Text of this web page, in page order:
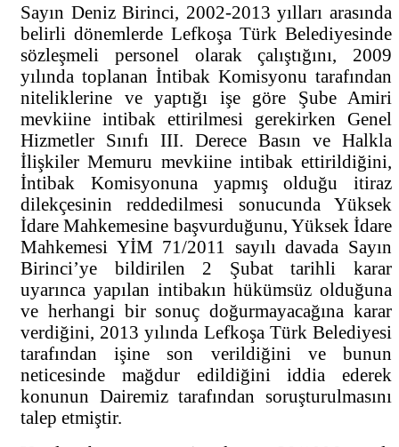
Sayın Deniz Birinci, 2002-2013 yılları arasında
belirli dönemlerde Lefkoşa Türk Belediyesinde
sözleşmeli personel olarak çalıştığını, 2009
yılında toplanan İntibak Komisyonu tarafından
niteliklerine ve yaptığı işe göre Şube Amiri
mevkiine intibak ettirilmesi gerekirken Genel
Hizmetler Sınıfı III. Derece Basın ve Halkla
İlişkiler Memuru mevkiine intibak ettirildiğini,
İntibak Komisyonuna yapmış olduğu itiraz
dilekçesinin reddedilmesi sonucunda Yüksek
İdare Mahkemesine başvurduğunu, Yüksek İdare
Mahkemesi YİM 71/2011 sayılı davada Sayın
Birinci’ye bildirilen 2 Şubat tarihli karar
uyarınca yapılan intibakın hükümsüz olduğuna
ve herhangi bir sonuç doğurmayacağına karar
verdiğini, 2013 yılında Lefkoşa Türk Belediyesi
tarafından işine son verildiğini ve bunun
neticesinde mağdur edildiğini iddia ederek
konunun Dairemiz tarafından soruşturulmasını
talep etmiştir.